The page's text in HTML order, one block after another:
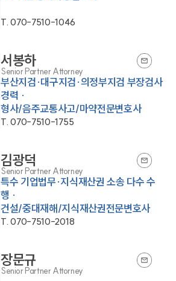
T.070-7510-1046
서봉하
Senior Partner Attorney
부산지검·대구지검·의정부지검 부장검사
경력 ·
형사/음주교통사고/마약전문변호사
T.070-7510-1755
김광덕
Senior Partner Attorney
특수 기업법무·지식재산권 소송 다수 수
행 ·
건설/중대재해/지식재산권전문변호사
T.070-7510-2018
장문규
Senior Partner Attorney